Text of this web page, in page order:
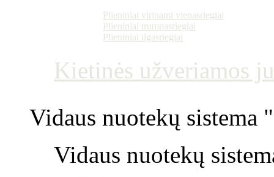
Plieniniai virinami vienasriegiai
Plieniniai trumpasriegiai
Plieniniai ilgasriegiai
Kietinės
Vidaus nuotekų
Vidaus nuotekų